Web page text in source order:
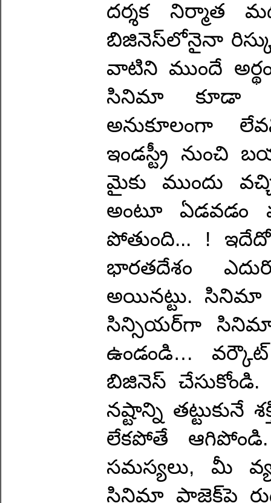
దర్శక నిర్మాత
బిజినెస్‌లోనైనా
వాటిని ముందే
సినిమా కూడా
అనుకూలంగా
ఇండస్ట్రీ నుంచి
మైకు ముందు
అంటూ ఏడవడం
పోతుంది... !
భారతదేశం
అయినట్టు.
సిన్సియర్‌గా
ఉండండి…
బిజినెస్
నష్టాన్ని
లేకపోతే
సమస్యలు, మీ
సినిమా ప్రాజెక్ట్‌పై